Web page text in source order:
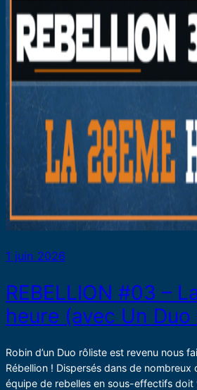
1 juin 2026
REBELLION #03 –
heure (avec Un Duo
Robin d’un Duo rôliste est revenu nous
Rébellion ! Dispersés dans de nombreux
équipe de rebelles en sous-effectifs doit